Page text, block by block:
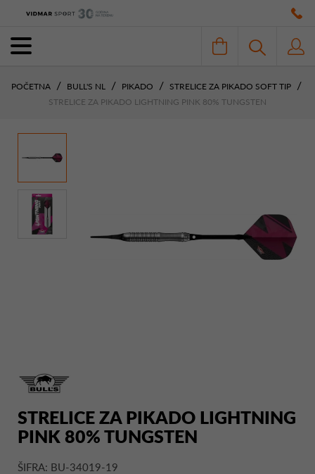
POČETNA BULL'S NL PIKADO
STRELICE ZA PIKADO SOFT TIP
STRELICE ZA PIKADO LIGHTNING PINK 80% TUNGSTEN
STRELICE ZA PIKADO LIGHTNING
PINK 80% TUNGSTEN
ŠIFRA: BU-34019-19